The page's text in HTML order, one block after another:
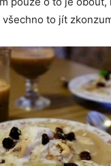
všechno to jít